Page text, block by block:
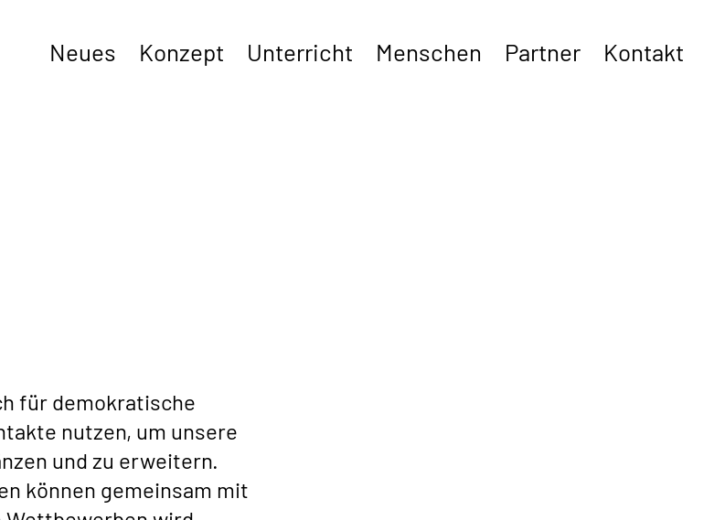
Neues Konzept Unterricht Menschen Partner Kontakt
für demokratische
nutzen, um unsere
und zu erweitern.
können gemeinsam mit